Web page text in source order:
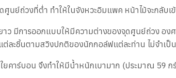
นย์ถ่วงที่ต่ำ ทำให้ในจังหวะอิมแพค หน้าไม้จะกลับเ
ว มีการออกแบบให้มีความต่างของจุดศูนย์ถ่วง อง
ต่ละชิ้นตามสวิงปกติของนักกอล์ฟแต่ละท่าน ไม่จำเป็
คาร์บอน จึงทำให้มีน้ำหนักเบามาก (ประมาณ 59 ก